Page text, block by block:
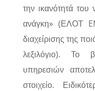
την ικανότητά
ανάγκη» (ΕΛΟΤ
διαχείρισης της
λεξιλόγιο). Το
υπηρεσιών
στοιχείο.